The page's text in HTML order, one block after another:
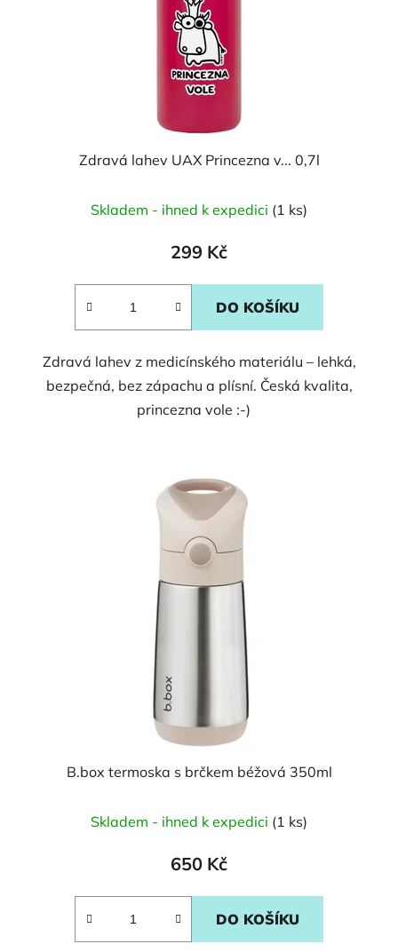
Zdravá lahev UAX Princezna v... 0,7l
Skladem - ihned k expedici (1 ks)
299 Kč
DO KOŠÍKU
Zdravá lahev z medicínského materiálu – lehká,
bezpečná, bez zápachu a plísní. Česká kvalita,
princezna vole :-)
B.box termoska s brčkem béžová 350ml
Skladem - ihned k expedici (1 ks)
650 Kč
DO KOŠÍKU